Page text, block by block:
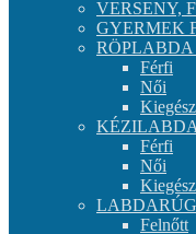
VERSENY,
GYERMEK
RÖPLABDA
Férfi
Női
KÉZILABDA
Férfi
Női
Felnőtt